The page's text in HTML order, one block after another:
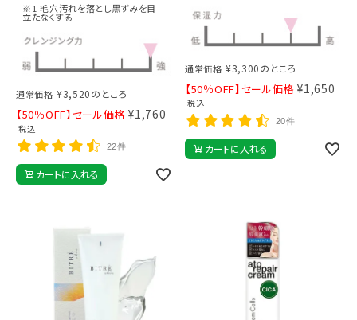
※1 毛穴汚れを落とし黒ずみを目
立たなくする
通常価格 ¥3,520のところ
【50％OFF】セール価格 ¥1,760
税込
22件
カートに入れる
通常価格 ¥3,300のところ
【50％OFF】セール価格 ¥1,650
税込
20件
カートに入れる